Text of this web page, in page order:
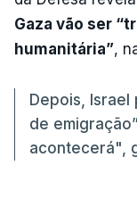
Gaza vão ser
humanitária”,
Depois,
de
acontecerá",